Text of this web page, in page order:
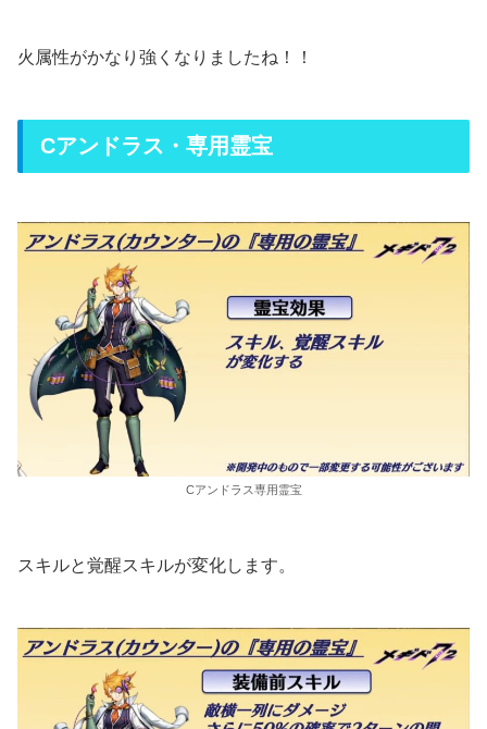
火属性がかなり強くなりましたね！！
Cアンドラス・専用霊宝
Cアンドラス専用霊宝
スキルと覚醒スキルが変化します。